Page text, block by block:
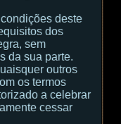
deste
dos
sem
da sua parte.
outros
os termos
a celebrar
cessar